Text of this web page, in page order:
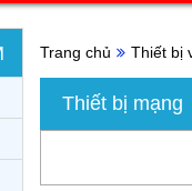
Trang chủ Thiết bị
Thiết bị mạng